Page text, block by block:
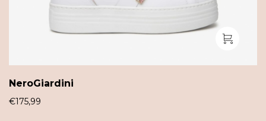
NeroGiardini
€175,99